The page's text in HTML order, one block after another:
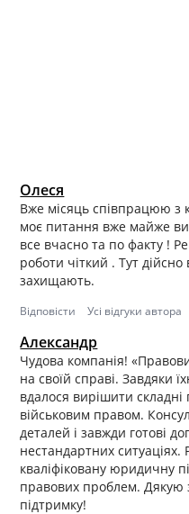
Олеся
Вже місяць співпрацюю з
моє питання вже майже
все вчасно та по факту !
роботи чіткий . Тут
захищають.
Відповісти Усі відгуки автора
Александр
Чудова компанія!
на своїй справі. Завдяки
вдалося вирішити складні
військовим правом.
деталей і завжди готові
нестандартних
кваліфіковану юридичну
правових проблем. Дякую
підтримку!